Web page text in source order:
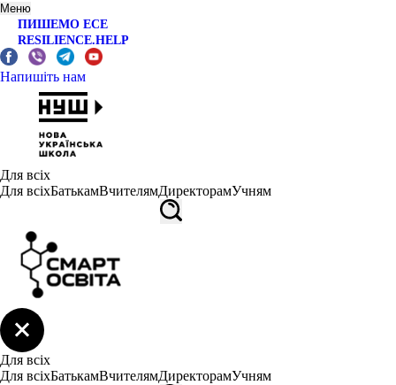
Меню
ПИШЕМО ЕСЕ
RESILIENCE.HELP
Напишіть нам
Для всіх
Для всіхБатькамВчителямДиректорамУчням
Для всіх
Для всіхБатькамВчителямДиректорамУчням